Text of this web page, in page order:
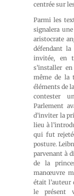
centrée sur
Parmi les
signalera
aristocrate
défendant la
invitée, en
s’installer
même de la
éléments de
contester
Parlement
d’inviter la
lieu à
qui fut
posture.
parvenant à
de la
manœuvre
était l’auteur
le présent